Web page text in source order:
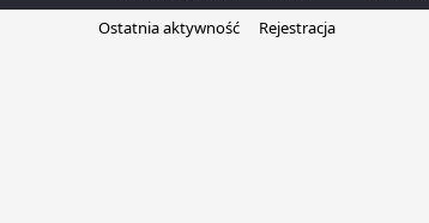
Ostatnia aktywność Rejestracja